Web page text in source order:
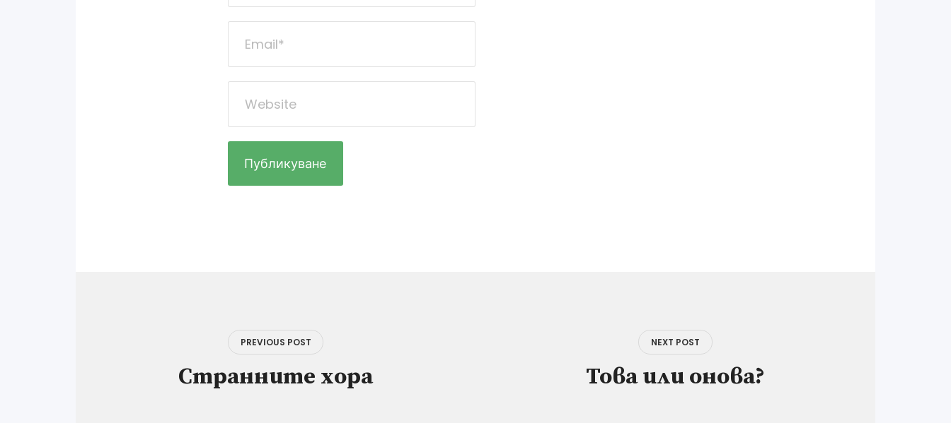
PREVIOUS POST
Странните хора
NEXT POST
Това или онова?